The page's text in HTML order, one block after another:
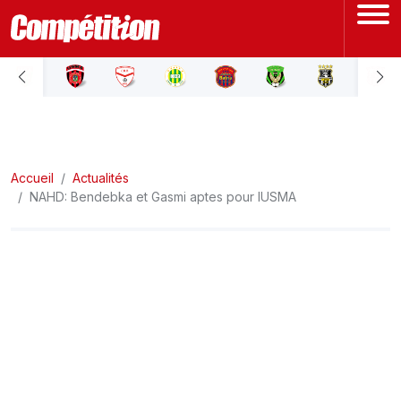
ACCUEIL
LIGUE 2
Accueil
Actualités
NAHD: Bendebka et Gasmi aptes pour lUSMA